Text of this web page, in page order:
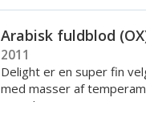
Arabisk fuldblod
2011
Delight er en super fin
med masser af
Derud...